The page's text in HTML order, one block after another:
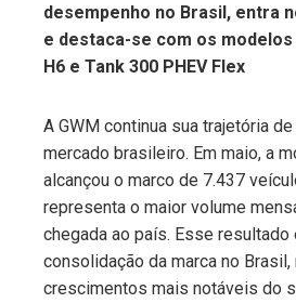
desempenho no Brasil, entra
e destaca-se com os modelos
H6 e Tank 300 PHEV Flex
A GWM continua sua trajetória
mercado brasileiro. Em maio, a
alcançou o marco de 7.437
representa o maior volume
chegada ao país. Esse resultado
consolidação da marca no
crescimentos mais notáveis do